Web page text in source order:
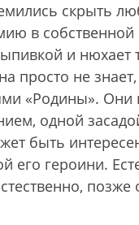
скрыть
в
и
просто не
«Родины». Они
одной
быть
его героини.